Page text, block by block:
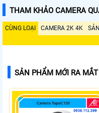
THAM KHẢO CAMERA
CÙNG LOẠI CAMERA 2K 4K
SẢN PHẨM MỚI RA MẮT